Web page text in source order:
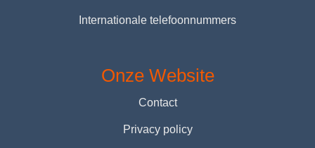
Internationale telefoonnummers
Onze Website
Contact
Privacy policy